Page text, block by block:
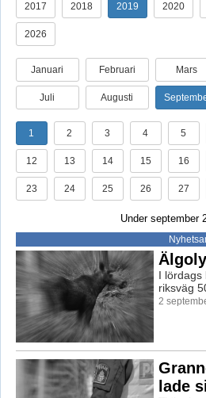
2017 2018 2019 2020
2026
Januari Februari Mars
Juli Augusti
1 2 3 4 5
12 13 14 15 16
23 24 25 26 27
Under september
I lördags
riksväg
2
lade